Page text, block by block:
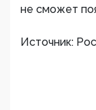
не сможет
Источник: